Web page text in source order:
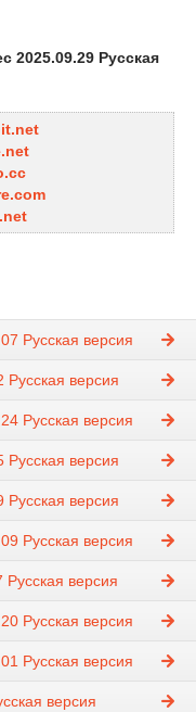
2025.09.29 Русская
Русская версия
версия
Русская версия
версия
версия
Русская версия
версия
Русская версия
Русская версия
версия